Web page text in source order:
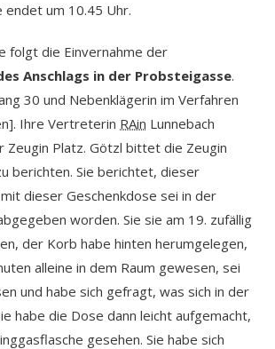
endet um 10.45 Uhr.
folgt die Einvernahme der
Anschlags in der Probsteigasse.
30 und Nebenklägerin im Verfahren
Ihre Vertreterin RAin Lunnebach
Zeugin Platz. Götzl bittet die Zeugin
berichten. Sie berichtet, dieser
dieser Geschenkdose sei in der
worden. Sie sie am 19. zufällig
der Korb habe hinten herumgelegen,
alleine in dem Raum gewesen, sei
und habe sich gefragt, was sich in der
habe die Dose dann leicht aufgemacht,
gesehen. Sie habe sich